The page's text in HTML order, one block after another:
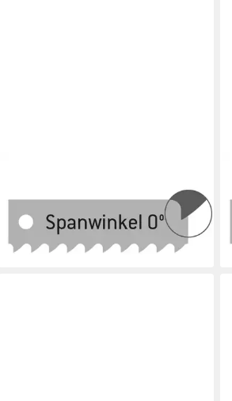
Sägeblatt Maschinensägeblatt 400
mm x 32 x 1.5 x 8.5 14 Zpz
lieferbar - in 3-4 Werktagen bei dir